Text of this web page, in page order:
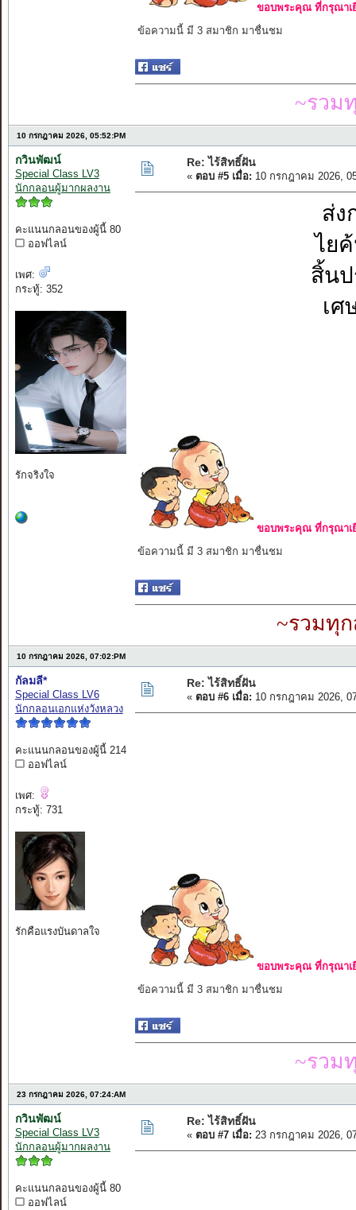
ขอบพระคุณ ที่กรุณาเ
ข้อความนี้ มี 3 สมาชิก มาชื่นชม
~รวม
10 กรกฎาคม 2026, 05:52:PM
กวินพัฒน์
Special Class LV3
นักกลอนผู้มากผลงาน
คะแนนกลอนของผู้นี้ 80
ออฟไลน์
เพศ:
กระทู้: 352
Re: ไร้สิทธิ์ฝัน
« ตอบ #5 เมื่อ: 10 กรกฎาคม 2026,
ส่ง
ไย
สิ้น
เศ
ขอบพระคุณ ที่กรุณาเ
ข้อความนี้ มี 3 สมาชิก มาชื่นชม
~รวมทุ
10 กรกฎาคม 2026, 07:02:PM
กัลมลี*
Special Class LV6
นักกลอนเอกแห่งวังหลวง
คะแนนกลอนของผู้นี้ 214
ออฟไลน์
เพศ:
กระทู้: 731
รักคือแรงบันดาลใจ
Re: ไร้สิทธิ์ฝัน
« ตอบ #6 เมื่อ: 10 กรกฎาคม 2026,
ขอบพระคุณ ที่กรุณาเ
ข้อความนี้ มี 3 สมาชิก มาชื่นชม
~รวม
23 กรกฎาคม 2026, 07:24:AM
กวินพัฒน์
Special Class LV3
นักกลอนผู้มากผลงาน
คะแนนกลอนของผู้นี้ 80
ออฟไลน์
Re: ไร้สิทธิ์ฝัน
« ตอบ #7 เมื่อ: 23 กรกฎาคม 2026,